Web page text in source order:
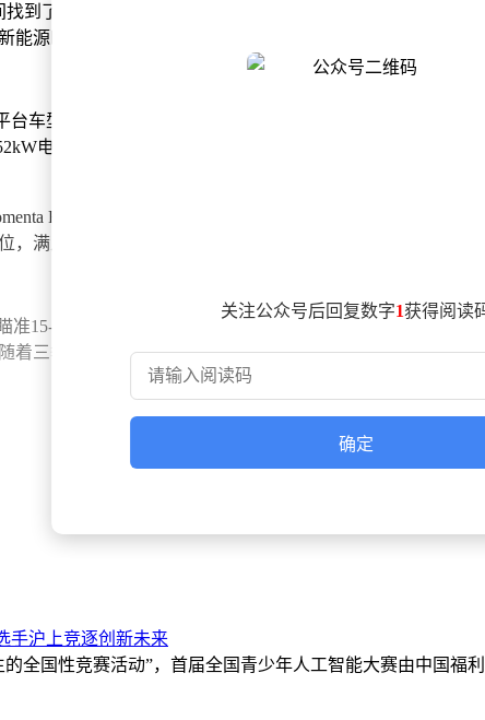
到了完美平衡。2825mm轴距与短前悬设计不仅延续了MG
能源时代的科技属性。
车型，同步推出纯电与插混双版本。纯电版搭载176kW高
电机的黄金组合，纯电续航或超160km（CLTC），精准
R7强化学习世界模型智驾方案，配备X7自研大模型芯
，满足新生代消费者的审美需求。
准15-20万元主流市场，以中型轿跑定位冲击比亚迪汉、深
着三季度上市临近，这款承载名爵品牌转型野心的战略车型
关注公众号后回复数字1获得阅读
确定
手沪上竞逐创新未来
全国性竞赛活动”，首届全国青少年人工智能大赛由中国福